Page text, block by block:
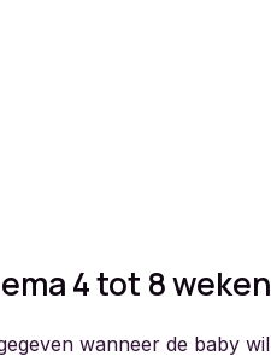
4 tot 8
wanneer de baby